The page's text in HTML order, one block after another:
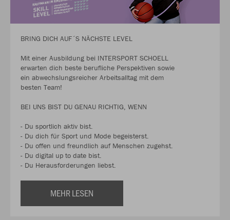
BRING DICH AUF´S NÄCHSTE LEVEL
Mit einer Ausbildung bei INTERSPORT SCHOELL
erwarten dich beste berufliche Perspektiven sowie
ein abwechslungsreicher Arbeitsalltag mit dem
besten Team!
BEI UNS BIST DU GENAU RICHTIG, WENN
- Du sportlich aktiv bist.
- Du dich für Sport und Mode begeisterst.
- Du offen und freundlich auf Menschen zugehst.
- Du digital up to date bist.
- Du Herausforderungen liebst.
MEHR LESEN